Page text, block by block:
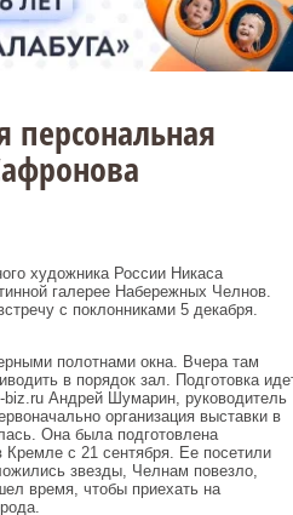
персональная
художника России Никаса
галерее Набережных Челнов.
с поклонниками 5 декабря.
полотнами окна. Вчера там
в порядок зал. Подготовка
Андрей Шумарин, руководитель
организация выставки в
Она была подготовлена
с 21 сентября. Ее посетили
звезды, Челнам повезло,
время, чтобы приехать на